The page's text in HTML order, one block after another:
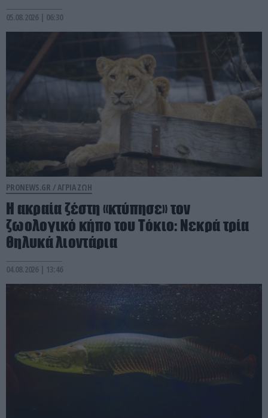
05.08.2026 | 06:30
PRONEWS.GR /ΑΓΡΙΑ ΖΩΗ
Η ακραία ζέστη «κτύπησε» τον
ζωολογικό κήπο του Τόκιο: Νεκρά τρία
θηλυκά λιοντάρια
04.08.2026 | 13:46